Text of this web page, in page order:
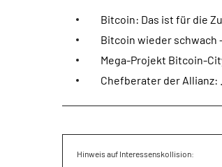
Bitcoin: Das ist für die
Bitcoin wieder
Mega-Projekt Bitcoin-
Chefberater der Allianz:
Hinweis auf Interessenskollision: